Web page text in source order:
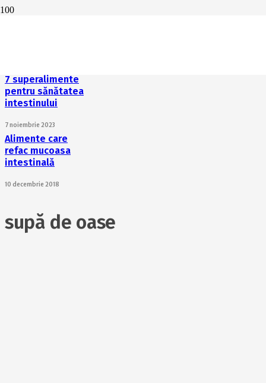
7 superalimente
pentru sănătatea
intestinului
7 noiembrie 2023
Alimente care
refac mucoasa
intestinală
10 decembrie 2018
supă de oase